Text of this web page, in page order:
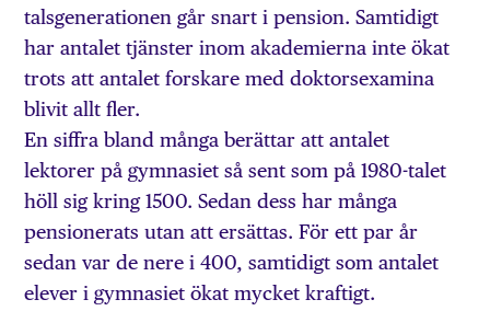
talsgenerationen går snart i pension. Samtidigt
har antalet tjänster inom akademierna inte ökat
trots att antalet forskare med doktorsexamina
blivit allt fler.
En siffra bland många berättar att antalet
lektorer på gymnasiet så sent som på 1980-talet
höll sig kring 1500. Sedan dess har många
pensionerats utan att ersättas. För ett par år
sedan var de nere i 400, samtidigt som antalet
elever i gymnasiet ökat mycket kraftigt.